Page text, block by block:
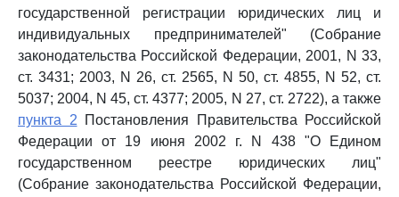
государственной регистрации юридических лиц и
индивидуальных предпринимателей" (Собрание
законодательства Российской Федерации, 2001, N 33,
ст. 3431; 2003, N 26, ст. 2565, N 50, ст. 4855, N 52, ст.
5037; 2004, N 45, ст. 4377; 2005, N 27, ст. 2722), а также
пункта 2 Постановления Правительства Российской
Федерации от 19 июня 2002 г. N 438 "О Едином
государственном реестре юридических лиц"
(Собрание законодательства Российской Федерации,